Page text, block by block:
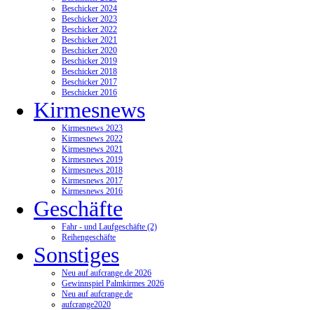
Beschicker 2024
Beschicker 2023
Beschicker 2022
Beschicker 2021
Beschicker 2020
Beschicker 2019
Beschicker 2018
Beschicker 2017
Beschicker 2016
Kirmesnews
Kirmesnews 2023
Kirmesnews 2022
Kirmesnews 2021
Kirmesnews 2019
Kirmesnews 2018
Kirmesnews 2017
Kirmesnews 2016
Geschäfte
Fahr - und Laufgeschäfte (2)
Reihengeschäfte
Sonstiges
Neu auf aufcrange.de 2026
Gewinnspiel Palmkirmes 2026
Neu auf aufcrange.de
aufcrange2020